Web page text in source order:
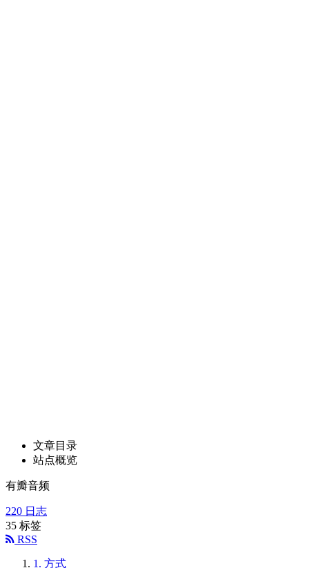
文章目录
站点概览
有瓣音频
220 日志
35 标签
RSS
1. 方式